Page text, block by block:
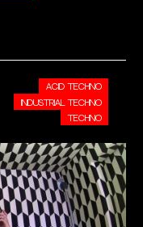
ACID TECHNO
INDUSTRIAL TECHNO
TECHNO